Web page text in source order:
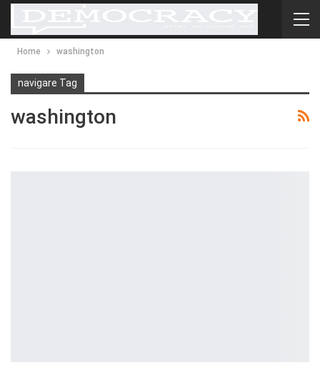
Home washington
navigare Tag
washington